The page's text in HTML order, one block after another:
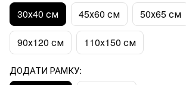
30х40 см 45х60 см 50х65 см
90х120 см 110x150 см
ДОДАТИ РАМКУ: